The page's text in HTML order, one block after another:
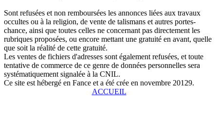
Sont refusées et non remboursées les annonces liées aux travaux
occultes ou à la religion, de vente de talismans et autres portes-
chance, ainsi que toutes celles ne concernant pas directement les
rubriques proposées, ou encore mettant une gratuité en avant, quelle
que soit la réalité de cette gratuité.
Les ventes de fichiers d'adresses sont également refusées, et toute
tentative de commerce de ce genre de données personnelles sera
systématiquement signalée à la CNIL.
Ce site est hébergé en Fance et a été crée en novembre 20129.
ACCUEIL